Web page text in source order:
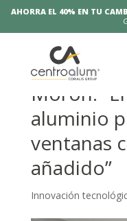
AHORRA EL 40% EN TU
Entrevista
Morón:
aluminio
ventanas
añadido”
Innovación